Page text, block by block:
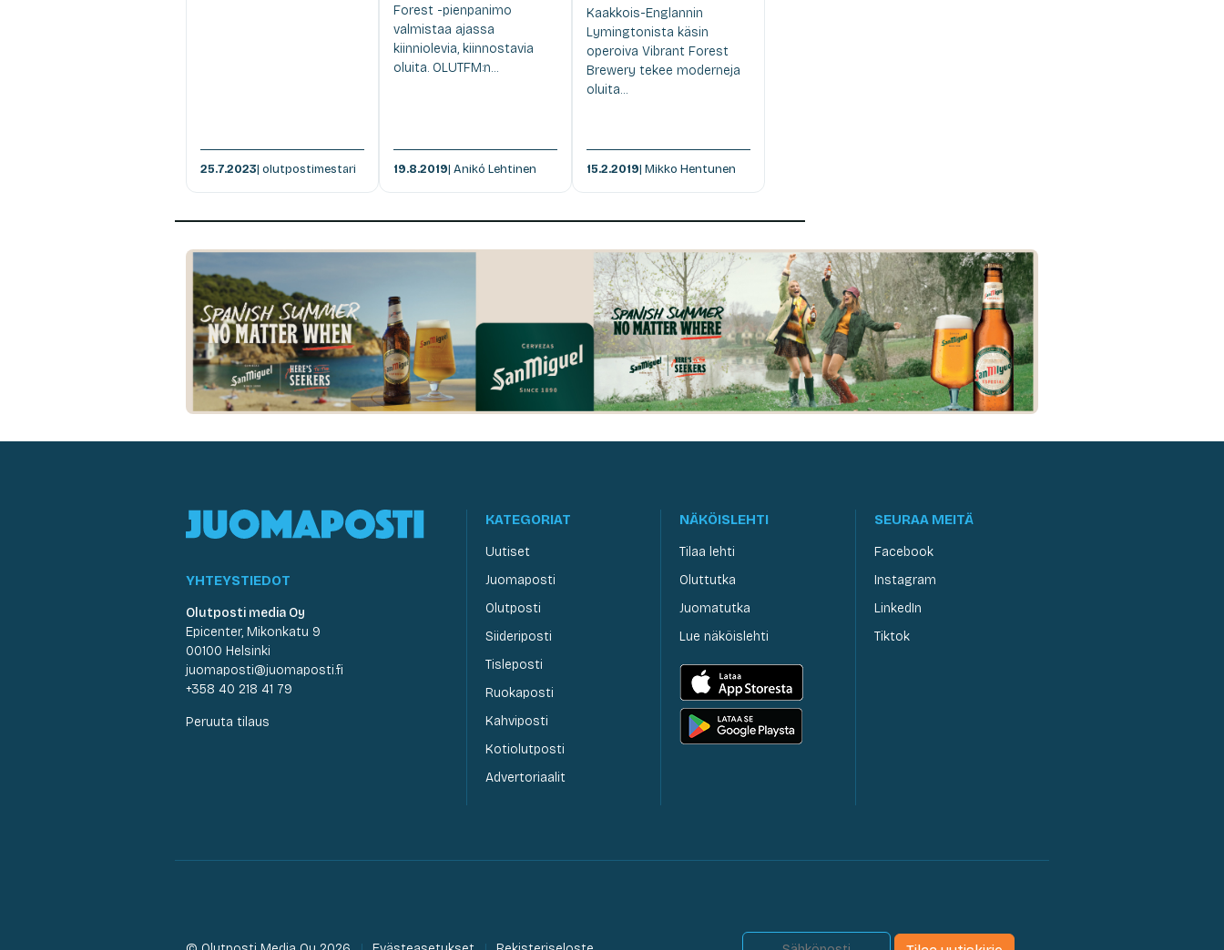
25.7.2023| olutpostimestari
Forest -pienpanimo
valmistaa ajassa
kiinniolevia, kiinnostavia
oluita. OLUTFM:n...
19.8.2019| Anikó Lehtinen
Kaakkois-Englannin
Lymingtonista käsin
operoiva Vibrant Forest
Brewery tekee moderneja
oluita...
15.2.2019| Mikko Hentunen
YHTEYSTIEDOT
Olutposti media Oy
Epicenter, Mikonkatu 9
00100 Helsinki
juomaposti@juomaposti.fi
+358 40 218 41 79
Peruuta tilaus
KATEGORIAT
Uutiset
Juomaposti
Olutposti
Siideriposti
Tisleposti
Ruokaposti
Kahviposti
Kotiolutposti
Advertoriaalit
NÄKÖISLEHTI
Tilaa lehti
Oluttutka
Juomatutka
Lue näköislehti
SEURAA MEITÄ
Facebook
Instagram
LinkedIn
Tiktok